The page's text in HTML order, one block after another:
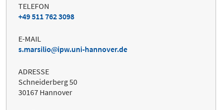
TELEFON
+49 511 762 3098
E-MAIL
s.marsilio
ipw.uni-hannover.de
ADRESSE
Schneiderberg 50
30167 Hannover